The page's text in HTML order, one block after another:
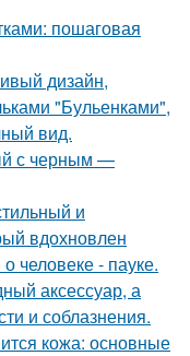
пошаговая
дизайн,
"Бульенками",
вид.
с черным —
и
вдохновлен
человеке - пауке.
аксессуар, а
и соблазнения.
кожа: основные